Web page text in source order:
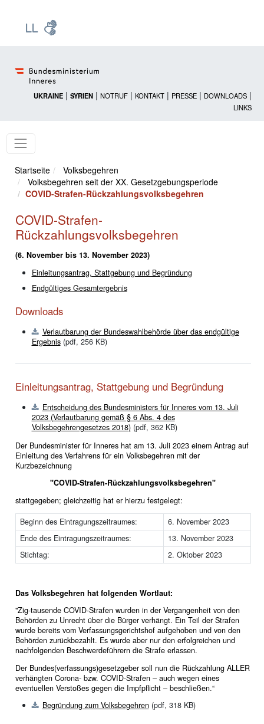
UKRAINE | SYRIEN | NOTRUF | KONTAKT | PRESSE | DOWNLOADS |
LINKS
Startseite
Volksbegehren
Volksbegehren seit der XX. Gesetzgebungsperiode
COVID-Strafen-Rückzahlungsvolksbegehren
COVID-Strafen-
Rückzahlungsvolksbegehren
(6. November bis 13. November 2023)
Einleitungsantrag, Stattgebung und Begründung
Endgültiges Gesamtergebnis
Downloads
Verlautbarung der Bundeswahlbehörde über das endgültige
Ergebnis(pdf, 256 KB)
Einleitungsantrag, Stattgebung und Begründung
Entscheidung des Bundesministers für Inneres vom 13. Juli
2023 (Verlautbarung gemäß § 6 Abs. 4 des
Volksbegehrengesetzes 2018)(pdf, 362 KB)
Der Bundesminister für Inneres hat am 13. Juli 2023 einem Antrag auf
Einleitung des Verfahrens für ein Volksbegehren mit der
Kurzbezeichnung
"COVID-Strafen-Rückzahlungsvolksbegehren"
stattgegeben; gleichzeitig hat er hierzu festgelegt:
Beginn des Eintragungszeitraumes:
6. November 2023
Ende des Eintragungszeitraumes:
13. November 2023
Stichtag:
2. Oktober 2023
Das Volksbegehren hat folgenden Wortlaut:
"Zig-tausende COVID-Strafen wurden in der Vergangenheit von den
Behörden zu Unrecht über die Bürger verhängt. Ein Teil der Strafen
wurde bereits vom Verfassungsgerichtshof aufgehoben und von den
Behörden zurückbezahlt. Es wurde aber nur den erfolgreichen und
nachfolgenden Beschwerdeführern die Strafe erlassen.
Der Bundes(verfassungs)gesetzgeber soll nun die Rückzahlung ALLER
verhängten Corona- bzw. COVID-Strafen – auch wegen eines
eventuellen Verstoßes gegen die Impfpflicht – beschließen.“
Begründung zum Volksbegehren(pdf, 318 KB)